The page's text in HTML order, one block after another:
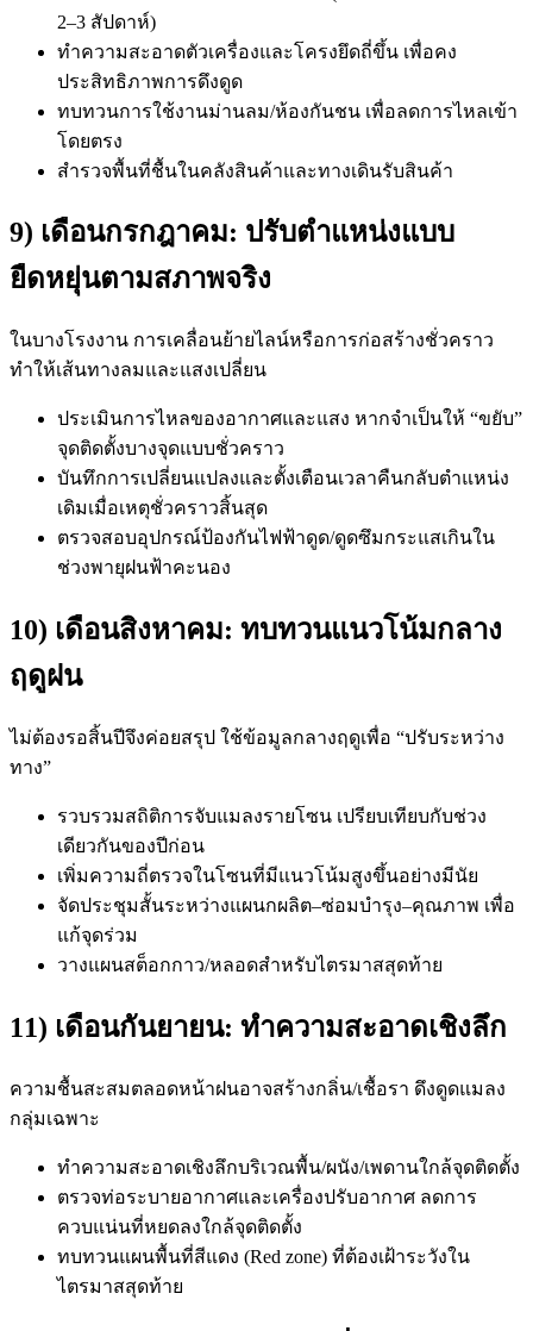
2–3 สัปดาห์)
ทำความสะอาดตัวเครื่องและโครงยึดถี่ขึ้น เพื่อคง
ประสิทธิภาพการดึงดูด
ทบทวนการใช้งานม่านลม/ห้องกันชน เพื่อลดการไหลเข้า
โดยตรง
สำรวจพื้นที่ชื้นในคลังสินค้าและทางเดินรับสินค้า
9) เดือนกรกฎาคม: ปรับตำแหน่งแบบ
ยืดหยุ่นตามสภาพจริง
ในบางโรงงาน การเคลื่อนย้ายไลน์หรือการก่อสร้างชั่วคราว
ทำให้เส้นทางลมและแสงเปลี่ยน
ประเมินการไหลของอากาศและแสง หากจำเป็นให้ “ขยับ”
จุดติดตั้งบางจุดแบบชั่วคราว
บันทึกการเปลี่ยนแปลงและตั้งเตือนเวลาคืนกลับตำแหน่ง
เดิมเมื่อเหตุชั่วคราวสิ้นสุด
ตรวจสอบอุปกรณ์ป้องกันไฟฟ้าดูด/ดูดซึมกระแสเกินใน
ช่วงพายุฝนฟ้าคะนอง
10) เดือนสิงหาคม: ทบทวนแนวโน้มกลาง
ฤดูฝน
ไม่ต้องรอสิ้นปีจึงค่อยสรุป ใช้ข้อมูลกลางฤดูเพื่อ “ปรับระหว่าง
ทาง”
รวบรวมสถิติการจับแมลงรายโซน เปรียบเทียบกับช่วง
เดียวกันของปีก่อน
เพิ่มความถี่ตรวจในโซนที่มีแนวโน้มสูงขึ้นอย่างมีนัย
จัดประชุมสั้นระหว่างแผนกผลิต–ซ่อมบำรุง–คุณภาพ เพื่อ
แก้จุดร่วม
วางแผนสต็อกกาว/หลอดสำหรับไตรมาสสุดท้าย
11) เดือนกันยายน: ทำความสะอาดเชิงลึก
ความชื้นสะสมตลอดหน้าฝนอาจสร้างกลิ่น/เชื้อรา ดึงดูดแมลง
กลุ่มเฉพาะ
ทำความสะอาดเชิงลึกบริเวณพื้น/ผนัง/เพดานใกล้จุดติดตั้ง
ตรวจท่อระบายอากาศและเครื่องปรับอากาศ ลดการ
ควบแน่นที่หยดลงใกล้จุดติดตั้ง
ทบทวนแผนพื้นที่สีแดง (Red zone) ที่ต้องเฝ้าระวังใน
ไตรมาสสุดท้าย